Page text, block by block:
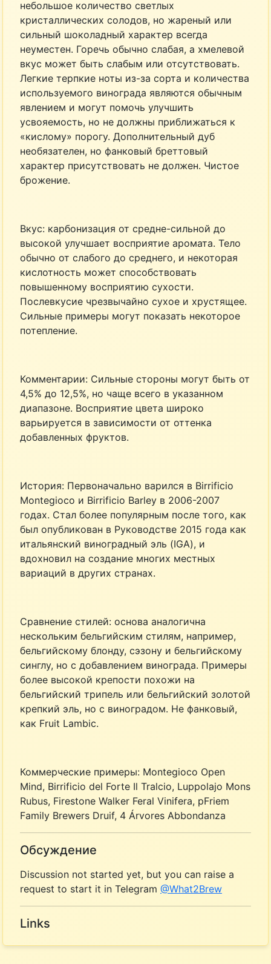
небольшое количество светлых
кристаллических солодов, но жареный или
сильный шоколадный характер всегда
неуместен. Горечь обычно слабая, а хмелевой
вкус может быть слабым или отсутствовать.
Легкие терпкие ноты из-за сорта и количества
используемого винограда являются обычным
явлением и могут помочь улучшить
усвояемость, но не должны приближаться к
«кислому» порогу. Дополнительный дуб
необязателен, но фанковый бреттовый
характер присутствовать не должен. Чистое
брожение.
Вкус: карбонизация от средне-сильной до
высокой улучшает восприятие аромата. Тело
обычно от слабого до среднего, и некоторая
кислотность может способствовать
повышенному восприятию сухости.
Послевкусие чрезвычайно сухое и хрустящее.
Сильные примеры могут показать некоторое
потепление.
Комментарии: Сильные стороны могут быть от
4,5% до 12,5%, но чаще всего в указанном
диапазоне. Восприятие цвета широко
варьируется в зависимости от оттенка
добавленных фруктов.
История: Первоначально варился в Birrificio
Montegioco и Birrificio Barley в 2006-2007
годах. Стал более популярным после того, как
был опубликован в Руководстве 2015 года как
итальянский виноградный эль (IGA), и
вдохновил на создание многих местных
вариаций в других странах.
Сравнение стилей: основа аналогична
нескольким бельгийским стилям, например,
бельгийскому блонду, сэзону и бельгийскому
синглу, но с добавлением винограда. Примеры
более высокой крепости похожи на
бельгийский трипель или бельгийский золотой
крепкий эль, но с виноградом. Не фанковый,
как Fruit Lambic.
Коммерческие примеры: Montegioco Open
Mind, Birrificio del Forte Il Tralcio, Luppolajo Mons
Rubus, Firestone Walker Feral Vinifera, pFriem
Family Brewers Druif, 4 Árvores Abbondanza
Обсуждение
Discussion not started yet, but you can raise a
request to start it in Telegram @What2Brew
Links